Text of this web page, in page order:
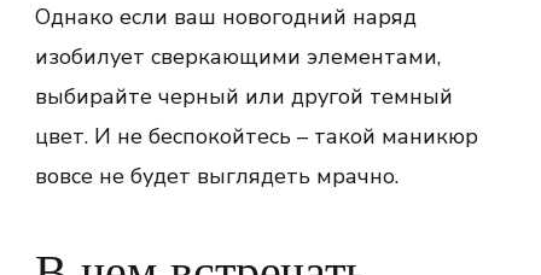
Однако если ваш новогодний наряд
изобилует сверкающими элементами,
выбирайте черный или другой темный
цвет. И не беспокойтесь – такой маникюр
вовсе не будет выглядеть мрачно.